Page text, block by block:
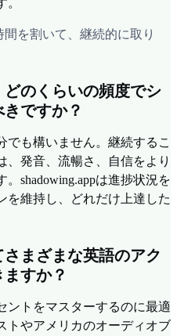
を割いて、継続的に取り
のくらいの頻度でシ
ですか？
でも構いません。継続するこ
、発音、流暢さ、自信をより
shadowing.appは進捗状況を
を維持し、どれだけ上達した
まざまな英語のアク
すか？
ントをマスターするのに最適
トやアメリカのオーディオブ